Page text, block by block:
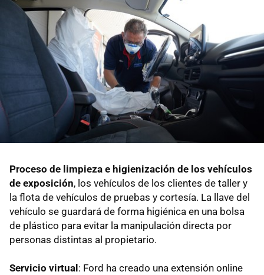
Proceso de limpieza e higienización de los vehículos
de exposición, los vehículos de los clientes de taller y
la flota de vehículos de pruebas y cortesía. La llave del
vehículo se guardará de forma higiénica en una bolsa
de plástico para evitar la manipulación directa por
personas distintas al propietario.
Servicio virtual: Ford ha creado una extensión online